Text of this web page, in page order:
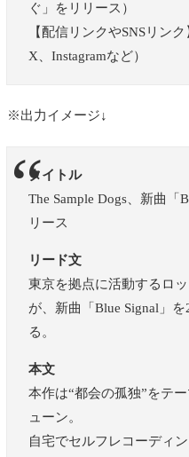
ぐ」をリリース）
【配信リンクやSNSリン
X、Instagramなど）
※出力イメージ↓
タイトル
The Sample Dogs、新曲「
リース
リード文
東京を拠点に活動するロ
が、新曲「Blue Signal」
る。
本文
本作は“都会の孤独”をテ
ューン。
自宅でセルフレコーディ